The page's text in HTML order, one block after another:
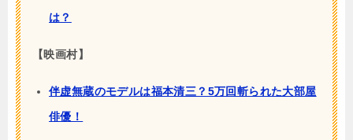
は？
【映画村】
伴虚無蔵のモデルは福本清三？5万回斬られた大部屋
俳優！